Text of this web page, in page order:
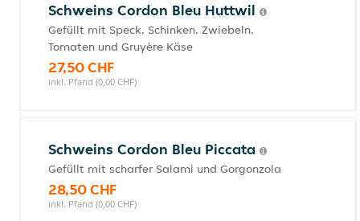
Schweins Cordon Bleu Huttwil
Gefüllt mit Speck, Schinken, Zwiebeln,
Tomaten und Gruyère Käse
27,50 CHF
inkl. Pfand (0,00 CHF)
Schweins Cordon Bleu Piccata
Gefüllt mit scharfer Salami und Gorgonzola
28,50 CHF
inkl. Pfand (0,00 CHF)